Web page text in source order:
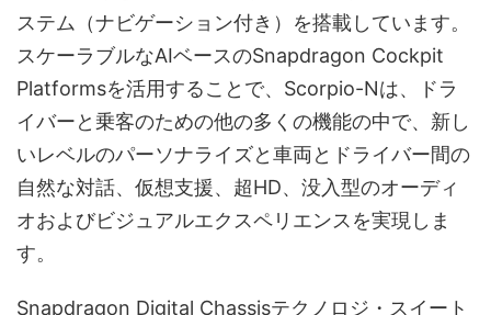
ステム（ナビゲーション付き）を搭載しています。
スケーラブルなAIベースのSnapdragon Cockpit
Platformsを活用することで、Scorpio-Nは、ドラ
イバーと乗客のための他の多くの機能の中で、新し
いレベルのパーソナライズと車両とドライバー間の
自然な対話、仮想支援、超HD、没入型のオーディ
オおよびビジュアルエクスペリエンスを実現しま
す。
Snapdragon Digital Chassisテクノロジ・スイート